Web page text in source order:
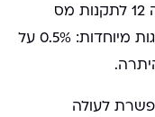
רכישה. עד תיקון יום 15.8.2024 , תקנה 12 לתקנות מס
רכישה הקנתה לעולה הקלה לפי מדרגות מיוחדות: 0.5% על
תקנה 12א, המאפשרת לעולה